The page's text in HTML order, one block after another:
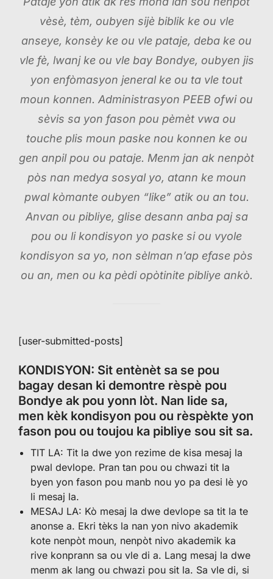
vèsè, tèm, oubyen sijè biblik ke ou vle
anseye, konsèy ke ou vle pataje, deba ke ou
vle fè, lwanj ke ou vle bay Bondye, oubyen jis
yon enfòmasyon jeneral ke ou ta vle tout
moun konnen. Administrasyon PEEB ofwi ou
sèvis sa yon fason pou pèmèt vwa ou
touche plis moun paske nou konnen ke ou
gen anpil pou ou pataje. Menm jan ak nenpòt
pòs nan medya sosyal yo, atann ke moun
pwal kòmante oubyen “like” atik ou an tou.
Anvan ou pibliye, glise desann anba paj sa
pou ou li kondisyon yo paske si ou vyole
kondisyon sa yo, non sèlman n’ap efase pòs
ou an, men ou ka pèdi opòtinite pibliye ankò.
[user-submitted-posts]
KONDISYON: Sit entènèt sa se pou
bagay desan ki demontre rèspè pou
Bondye ak pou yonn lòt. Nan lide sa,
men kèk kondisyon pou ou rèspèkte yon
fason pou ou toujou ka pibliye sou sit sa.
TIT LA: Tit la dwe yon rezime de kisa mesaj la
pwal devlope. Pran tan pou ou chwazi tit la
byen yon fason pou manb nou yo pa desi lè yo
li mesaj la.
MESAJ LA: Kò mesaj la dwe devlope sa tit la te
anonse a. Ekri tèks la nan yon nivo akademik
kote nenpòt moun, nenpòt nivo akademik ka
rive konprann sa ou vle di a. Lang mesaj la dwe
menm ak lang ou chwazi pou sit la. Sa vle di, si